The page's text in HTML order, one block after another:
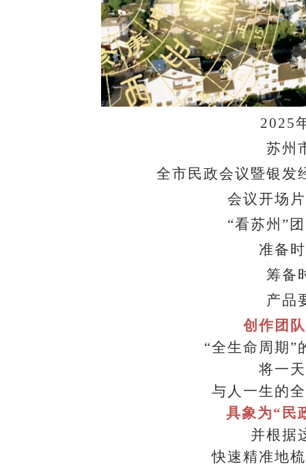
2025
苏州
全市民政会议暨银发
会议开场
“看苏州”
准备
筹备
产品
创作团
“全生命周期”
将一
与人一生的
具象为“民
并根据
快速精准地